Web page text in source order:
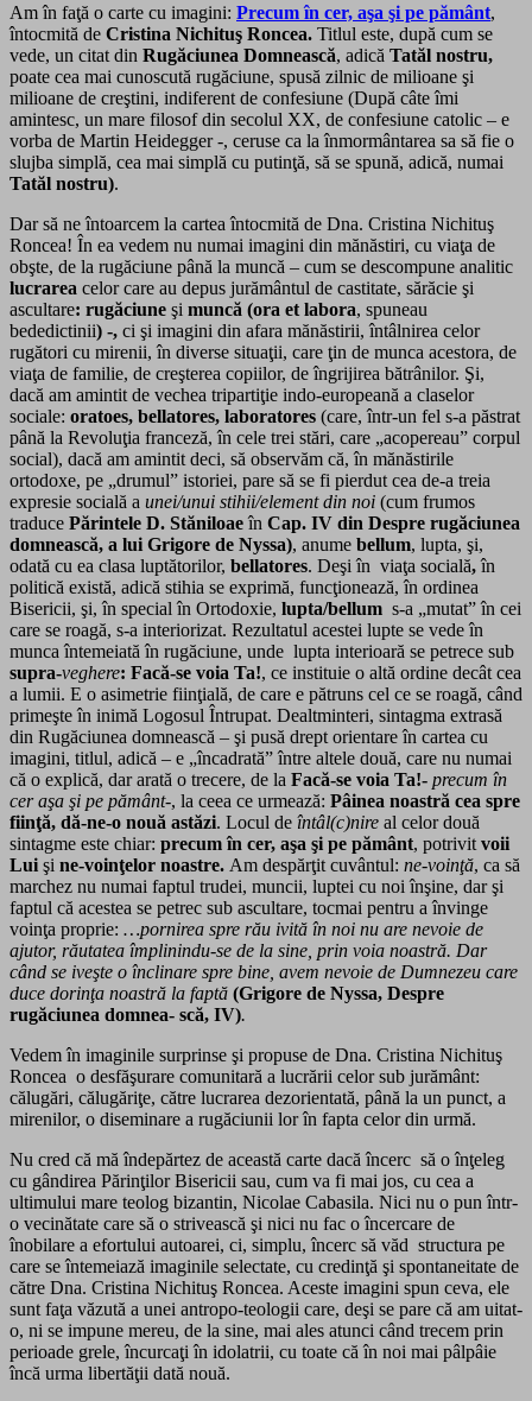
Am în faţă o carte cu imagini: Precum în cer, aşa şi pe pământ,
întocmită de Cristina Nichituş Roncea. Titlul este, după cum se
vede, un citat din Rugăciunea Domnească, adică Tatăl nostru,
poate cea mai cunoscută rugăciune, spusă zilnic de milioane şi
milioane de creştini, indiferent de confesiune (După câte îmi
amintesc, un mare filosof din secolul XX, de confesiune catolic – e
vorba de Martin Heidegger -, ceruse ca la înmormântarea sa să fie o
slujba simplă, cea mai simplă cu putinţă, să se spună, adică, numai
Tatăl nostru).
Dar să ne întoarcem la cartea întocmită de Dna. Cristina Nichituş
Roncea! În ea vedem nu numai imagini din mănăstiri, cu viaţa de
obşte, de la rugăciune până la muncă – cum se descompune analitic
lucrarea celor care au depus jurământul de castitate, sărăcie şi
ascultare: rugăciune şi muncă (ora et labora, spuneau
bededictinii) -, ci şi imagini din afara mănăstirii, întâlnirea celor
rugători cu mirenii, în diverse situaţii, care ţin de munca acestora, de
viaţa de familie, de creşterea copiilor, de îngrijirea bătrânilor. Şi,
dacă am amintit de vechea tripartiţie indo-europeană a claselor
sociale: oratoes, bellatores, laboratores (care, într-un fel s-a păstrat
până la Revoluţia franceză, în cele trei stări, care „acopereau” corpul
social), dacă am amintit deci, să observăm că, în mănăstirile
ortodoxe, pe „drumul” istoriei, pare să se fi pierdut cea de-a treia
expresie socială a unei/unui stihii/element din noi (cum frumos
traduce Părintele D. Stăniloaeîn Cap. IV din Despre rugăciunea
domnească, a lui Grigore de Nyssa), anume bellum, lupta, şi,
odată cu ea clasa luptătorilor, bellatores. Deşi în viaţa socială,în
politică există, adică stihia se exprimă, funcţionează, în ordinea
Bisericii, şi, în special în Ortodoxie, lupta/bellum s-a „mutat” în cei
care se roagă, s-a interiorizat. Rezultatul acestei lupte se vede în
munca întemeiată în rugăciune, unde lupta interioară se petrece sub
supra-veghere: Facă-se voia Ta!, ce instituie o altă ordine decât cea
a lumii. E o asimetrie fiinţială, de care e pătruns cel ce se roagă, când
primeşte în inimă Logosul Întrupat. Dealtminteri, sintagma extrasă
din Rugăciunea domnească – şi pusă drept orientare în cartea cu
imagini, titlul, adică – e „încadrată” între altele două, care nu numai
că o explică, dar arată o trecere, de la Facă-se voia Ta!- precum în
cer aşa şi pe pământ-, la ceea ce urmează: Pâinea noastră cea spre
fiinţă, dă-ne-o nouă astăzi. Locul de întâl(c)nire al celor două
sintagme este chiar: precum în cer, aşa şi pe pământ, potrivit voii
Lui şi ne-voinţelor noastre. Am despărţit cuvântul: ne-voinţă, ca să
marchez nu numai faptul trudei, muncii, luptei cu noi înşine, dar şi
faptul că acestea se petrec sub ascultare, tocmai pentru a învinge
voinţa proprie: …pornirea spre rău ivită în noi nu are nevoie de
ajutor, răutatea împlinindu-se de la sine, prin voia noastră. Dar
când se iveşte o înclinare spre bine, avem nevoie de Dumnezeu care
duce dorinţa noastră la faptă (Grigore de Nyssa, Despre
rugăciunea domnea- scă, IV).
Vedem în imaginile surprinse şi propuse de Dna. Cristina Nichituş
Roncea o desfăşurare comunitară a lucrării celor sub jurământ:
călugări, călugăriţe, către lucrarea dezorientată, până la un punct, a
mirenilor, o diseminare a rugăciunii lor în fapta celor din urmă.
Nu cred că mă îndepărtez de această carte dacă încerc să o înţeleg
cu gândirea Părinţilor Bisericii sau, cum va fi mai jos, cu cea a
ultimului mare teolog bizantin, Nicolae Cabasila. Nici nu o pun într-
o vecinătate care să o strivească şi nici nu fac o încercare de
înobilare a efortului autoarei, ci, simplu, încerc să văd structura pe
care se întemeiază imaginile selectate, cu credinţă şi spontaneitate de
către Dna. Cristina Nichituş Roncea. Aceste imagini spun ceva, ele
sunt faţa văzută a unei antropo-teologii care, deşi se pare că am uitat-
o, ni se impune mereu, de la sine, mai ales atunci când trecem prin
perioade grele, încurcaţi în idolatrii, cu toate că în noi mai pâlpâie
încă urma libertăţii dată nouă.